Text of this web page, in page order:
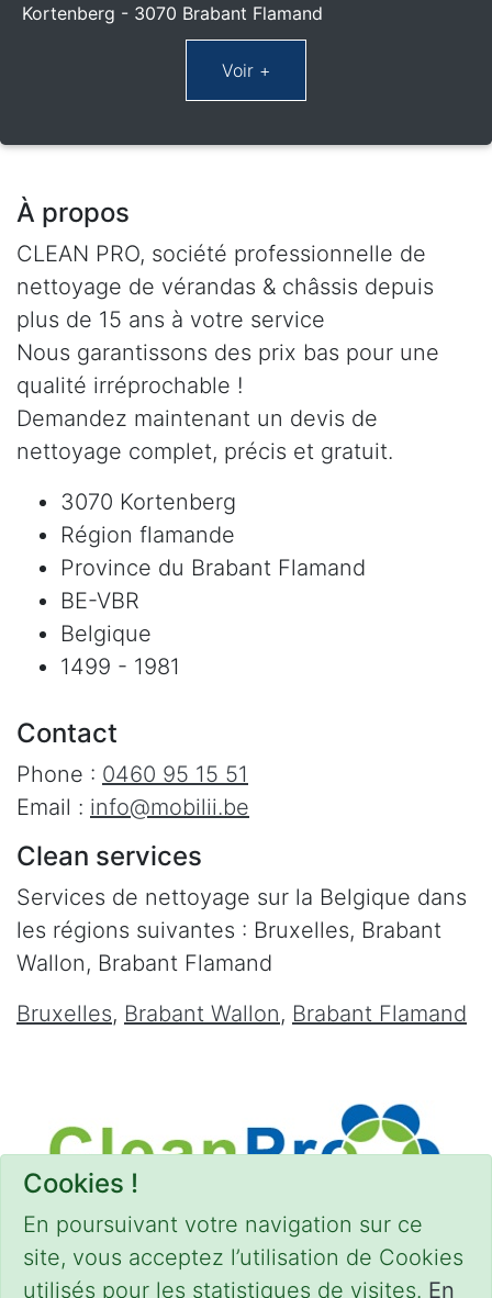
Cookies !
En poursuivant votre navigation sur ce
site, vous acceptez l’utilisation de Cookies
utilisés pour les statistiques de visites. En
Kortenberg - 3070 Brabant Flamand
À propos
CLEAN PRO, société professionnelle de
nettoyage de vérandas & châssis depuis
plus de 15 ans à votre service
Nous garantissons des prix bas pour une
qualité irréprochable !
Demandez maintenant un devis de
nettoyage complet, précis et gratuit.
3070 Kortenberg
Région flamande
Province du Brabant Flamand
BE-VBR
Belgique
1499 - 1981
Contact
Phone : 0460 95 15 51
Email : info@mobilii.be
Clean services
Services de nettoyage sur la Belgique dans
les régions suivantes : Bruxelles, Brabant
Wallon, Brabant Flamand
Bruxelles, Brabant Wallon, Brabant Flamand